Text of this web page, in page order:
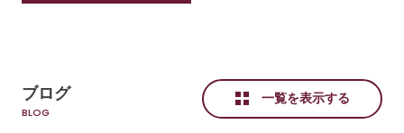
ブログ 一覧を表示する